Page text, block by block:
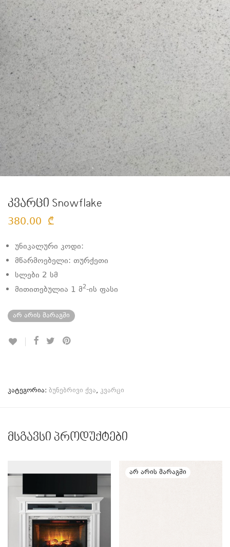
კვარცი Snowflake
380.00 ₾
უნიკალური კოდი:
მწარმოებელი: თურქეთი
სლები 2 სმ
მითითებულია 1 მ2-ის ფასი
არ არის მარაგში
კატეგორია: ბუნებრივი ქვა, კვარცი
მსგავსი პროდუქტები